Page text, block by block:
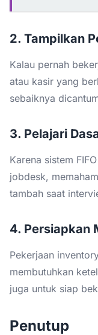
2. Tampilkan
Kalau pernah
atau kasir yang
sebaiknya
3. Pelajari
Karena sistem
jobdesk,
tambah saat
4. Persiapkan
Pekerjaan
membutuhkan
juga untuk siap
Penutup